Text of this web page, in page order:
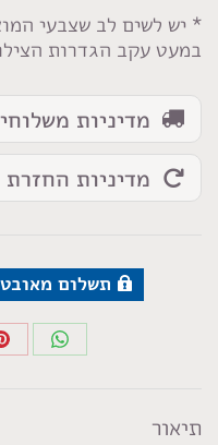
* יש לשים לב שצבעי
במעט עקב הגדרות
גוף
מדיניות
מדיניות
תשלום
Share
תיאור